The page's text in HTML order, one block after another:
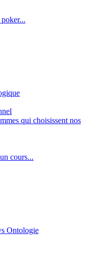
qui choisissent nos
cours...
Ontologie